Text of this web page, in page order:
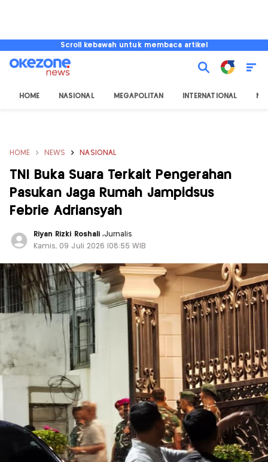
Scroll kebawah untuk membaca artikel
HOME NASIONAL MEGAPOLITAN INTERNATIONAL
HOME NEWS NASIONAL
TNI Buka Suara Terkait Pengerahan
Pasukan Jaga Rumah Jampidsus
Febrie Adriansyah
Riyan Rizki Roshali ,Jurnalis
Kamis, 09 Juli 2026 |08:55 WIB